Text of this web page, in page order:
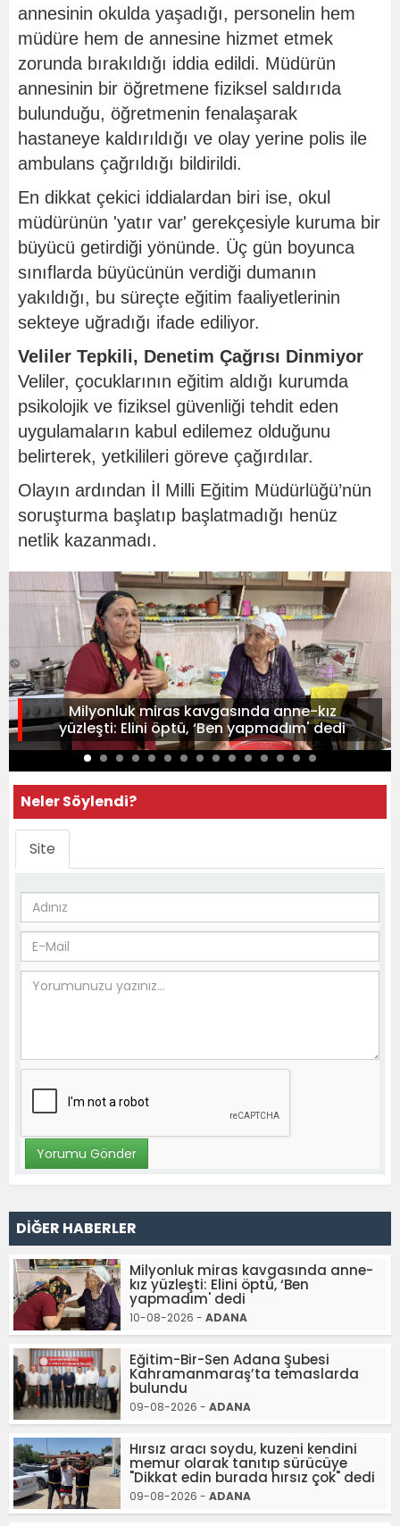
annesinin okulda yaşadığı, personelin hem
müdüre hem de annesine hizmet etmek
zorunda bırakıldığı iddia edildi. Müdürün
annesinin bir öğretmene fiziksel saldırıda
bulunduğu, öğretmenin fenalaşarak
hastaneye kaldırıldığı ve olay yerine polis ile
ambulans çağrıldığı bildirildi.
En dikkat çekici iddialardan biri ise, okul
müdürünün 'yatır var' gerekçesiyle kuruma bir
büyücü getirdiği yönünde. Üç gün boyunca
sınıflarda büyücünün verdiği dumanın
yakıldığı, bu süreçte eğitim faaliyetlerinin
sekteye uğradığı ifade ediliyor.
Veliler Tepkili, Denetim Çağrısı Dinmiyor
Veliler, çocuklarının eğitim aldığı kurumda
psikolojik ve fiziksel güvenliği tehdit eden
uygulamaların kabul edilemez olduğunu
belirterek, yetkilileri göreve çağırdılar.
Olayın ardından İl Milli Eğitim Müdürlüğü’nün
soruşturma başlatıp başlatmadığı henüz
netlik kazanmadı.
Milyonluk miras kavgasında anne-kız
yüzleşti: Elini öptü, ‘Ben yapmadım' dedi
Neler Söylendi?
Site
DİĞER HABERLER
Milyonluk miras kavgasında anne-
kız yüzleşti: Elini öptü, ‘Ben
yapmadım' dedi
10-08-2026 - ADANA
Eğitim-Bir-Sen Adana Şubesi
Kahramanmaraş’ta temaslarda
bulundu
09-08-2026 - ADANA
Hırsız aracı soydu, kuzeni kendini
memur olarak tanıtıp sürücüye
"Dikkat edin burada hırsız çok" dedi
09-08-2026 - ADANA